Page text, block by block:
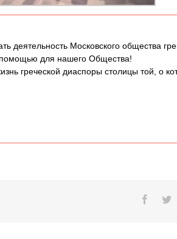
деятельность Московского общества
помощью для нашего Общества!
греческой диаспоры столицы той, о